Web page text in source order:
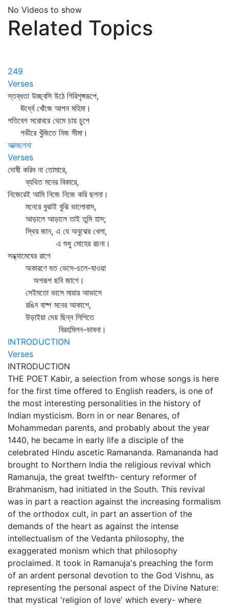
No Videos to show
Related Topics
249
Verses
স্তব্ধতা উচ্ছ্বসি উঠে গিরিশৃঙ্গরূপে,
ঊর্ধ্বে খোঁজে আপন মহিমা।
গতিবেগ সরোবরে থেমে চায় চুপে
গভীরে খুঁজিতে নিজ সীমা।
আত্মছলনা
Verses
দোষী করিব না তোমারে,
ব্যথিত মনের বিকারে,
নিজেরেই আমি নিজে নিজে করি ছলনা।
মনেরে বুঝাই বুঝি ভালোবাস,
আড়ালে আড়ালে তাই তুমি হাস;
স্থির জান, এ যে অবুঝের খেলা,
এ শুধু মোহের রচনা।
সন্ধ্যামেঘের রাগে
অকারণে যত ভেসে-চলে-যাওয়া
অপরূপ ছবি জাগে।
সেইমতো ভাসে মায়ার আভাসে
রঙিন বাষ্প মনের আকাশে,
উড়াইয়া দেয় ছিন্ন লিপিতে
বিরহমিলন-ভাবনা।
INTRODUCTION
Verses
INTRODUCTION
THE POET Kabir, a selection from whose songs is here
for the first time offered to English readers, is one of
the most interesting personalities in the history of
Indian mysticism. Born in or near Benares, of
Mohammedan parents, and probably about the year
1440, he became in early life a disciple of the
celebrated Hindu ascetic Ramananda. Ramananda had
brought to Northern India the religious revival which
Ramanuja, the great twelfth- century reformer of
Brahmanism, had initiated in the South. This revival
was in part a reaction against the increasing formalism
of the orthodox cult, in part an assertion of the
demands of the heart as against the intense
intellectualism of the Vedanta philosophy, the
exaggerated monism which that philosophy
proclaimed. It took in Ramanuja's preaching the form
of an ardent personal devotion to the God Vishnu, as
representing the personal aspect of the Divine Nature:
that mystical 'religion of love' which every- where